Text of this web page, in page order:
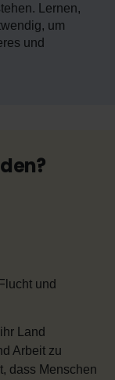
Lernen,
um
und
und
Land
Arbeit zu
dass Menschen